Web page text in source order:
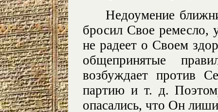
Недоумение
бросил Свое ремесло,
не радеет о Своем
общепринятые
возбуждает против
партию и т. д.
опасались, что Он